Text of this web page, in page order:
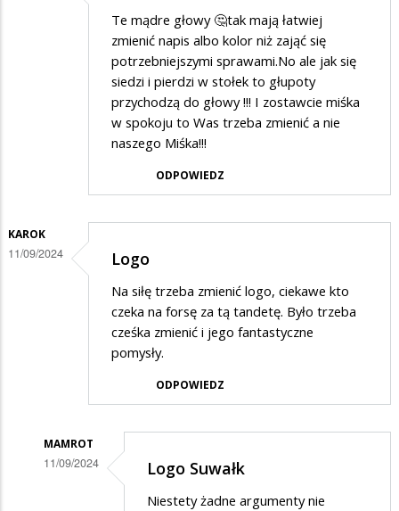
Te mądre głowy 🤔tak mają łatwiej
zmienić napis albo kolor niż zająć się
potrzebniejszymi sprawami.No ale jak się
siedzi i pierdzi w stołek to głupoty
przychodzą do głowy !!! I zostawcie miśka
w spokoju to Was trzeba zmienić a nie
naszego Miśka!!!
ODPOWIEDZ
KAROK
11/09/2024 Logo
Na siłę trzeba zmienić logo, ciekawe kto
czeka na forsę za tą tandetę. Było trzeba
cześka zmienić i jego fantastyczne
pomysły.
ODPOWIEDZ
MAMROT
11/09/2024 Logo Suwałk
Niestety żadne argumenty nie